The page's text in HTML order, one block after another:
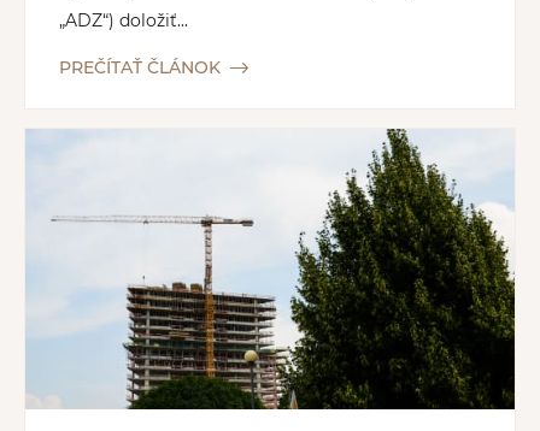
„ADZ“) doložiť...
PREČÍTAŤ ČLÁNOK